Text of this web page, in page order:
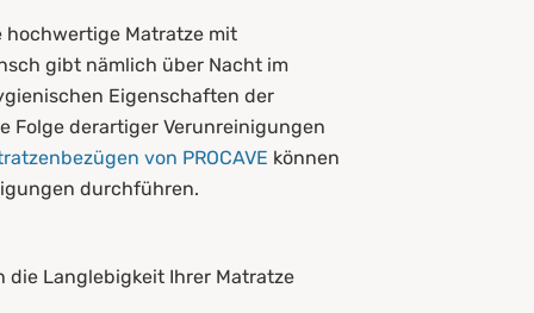
hochwertige Matratze mit
gibt nämlich über Nacht im
Eigenschaften der
Folge derartiger Verunreinigungen
von PROCAVE können
durchführen.
die Langlebigkeit Ihrer Matratze